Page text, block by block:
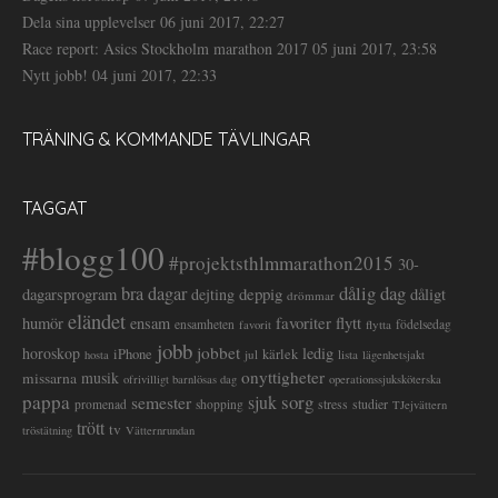
Dela sina upplevelser 06 juni 2017, 22:27
Race report: Asics Stockholm marathon 2017 05 juni 2017, 23:58
Nytt jobb! 04 juni 2017, 22:33
TRÄNING & KOMMANDE TÄVLINGAR
TAGGAT
#blogg100 #projektsthlmmarathon2015 30-
dagarsprogram bra dagar dejting deppig drömmar dålig dag dåligt
humör eländet ensam ensamheten favorit favoriter flytt flytta födelsedag
horoskop hosta iPhone jobb jobbet jul kärlek ledig lista lägenhetsjakt
missarna musik ofrivilligt barnlösas dag onyttigheter operationssjuksköterska
pappa promenad semester shopping sjuk sorg stress studier TJejvättern
tröstätning trött tv Vätternrundan